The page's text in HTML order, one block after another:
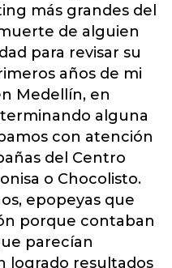
más grandes del
de alguien
para revisar su
años de mi
Medellín, en
alguna
con atención
del Centro
o Chocolisto.
epopeyas que
porque contaban
parecían
logrado resultados